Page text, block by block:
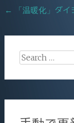
o
Post
← 「温暖化」ダイ
Search